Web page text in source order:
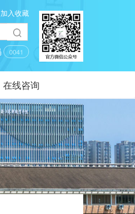
加入收藏
0041
在线咨询